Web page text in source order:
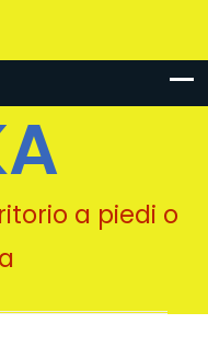
a piedi o